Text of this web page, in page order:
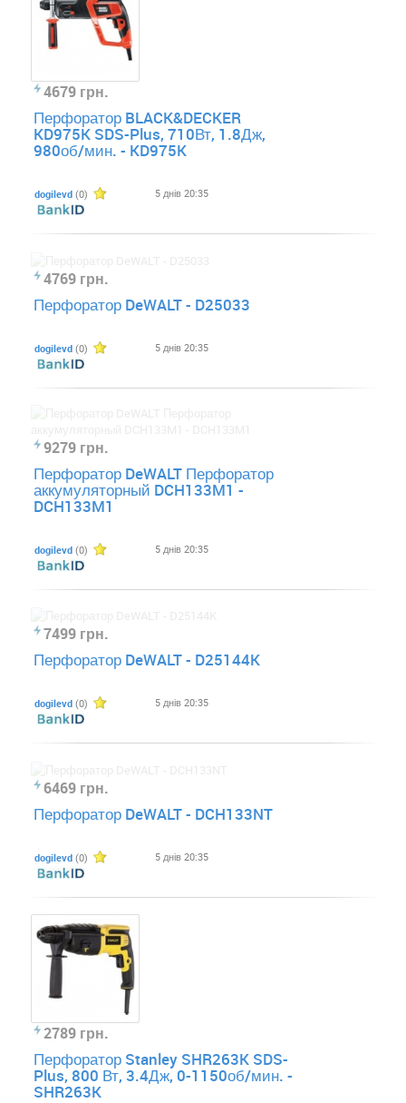
4679 грн.
Перфоратор BLACK&DECKER
KD975K SDS-Plus, 710Вт, 1.8Дж,
980об/мин. - KD975K
dogilevd (0) 5 днів 20:35
4769 грн.
Перфоратор DeWALT - D25033
dogilevd (0) 5 днів 20:35
9279 грн.
Перфоратор DeWALT Перфоратор
аккумуляторный DCH133M1 -
DCH133M1
dogilevd (0) 5 днів 20:35
7499 грн.
Перфоратор DeWALT - D25144K
dogilevd (0) 5 днів 20:35
6469 грн.
Перфоратор DeWALT - DCH133NT
dogilevd (0) 5 днів 20:35
2789 грн.
Перфоратор Stanley SHR263K SDS-
Plus, 800 Вт, 3.4Дж, 0-1150об/мин. -
SHR263K